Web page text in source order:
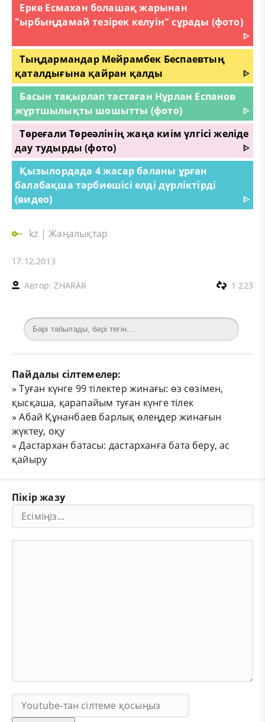
Ерке Есмахан болашақ жарынан
"ырбыңдамай тезірек келуін" сұрады (фото)
ᐈ
Тыңдармандар Мейрамбек Беспаевтың
қаталдығына қайран қалды
ᐈ
Басын тақырлап тастаған Нұрлан Еспанов
жұртшылықты шошытты (фото)
ᐈ
Төреғали Төреәлінің жаңа киім үлгісі желіде
дау тудырды (фото)
ᐈ
Қызылордада 4 жасар баланы ұрған
балабақша тәрбиешісі елді дүрліктірді
(видео)
ᐈ
kz |Жаңалықтар
17.12.2013
Автор:ZHARAR 1 223
Пайдалы сілтемелер:
»Туған күнге 99 тілектер жинағы: өз сөзімен,
қысқаша, қарапайым туған күнге тілек
»Абай Құнанбаев барлық өлеңдер жинағын
жүктеу, оқу
»Дастархан батасы: дастарханға бата беру, ас
қайыру
Пікір жазу